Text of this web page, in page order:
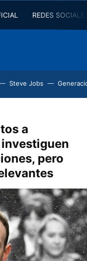
REDES
Steve Jobs
a
pero